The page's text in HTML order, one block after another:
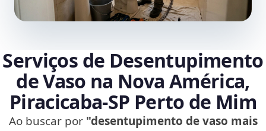
Serviços de Desentupimento
de Vaso na Nova América,
Piracicaba‑SP Perto de Mim
Ao buscar por "desentupimento de vaso mais